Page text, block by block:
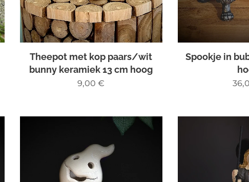
Theepot met kop paars/wit
bunny keramiek 13 cm hoog
9,00 €
Spookje in